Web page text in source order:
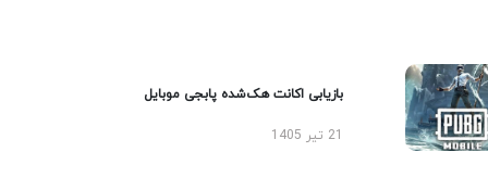
بازیابی اکانت هک‌شده پابجی موبایل